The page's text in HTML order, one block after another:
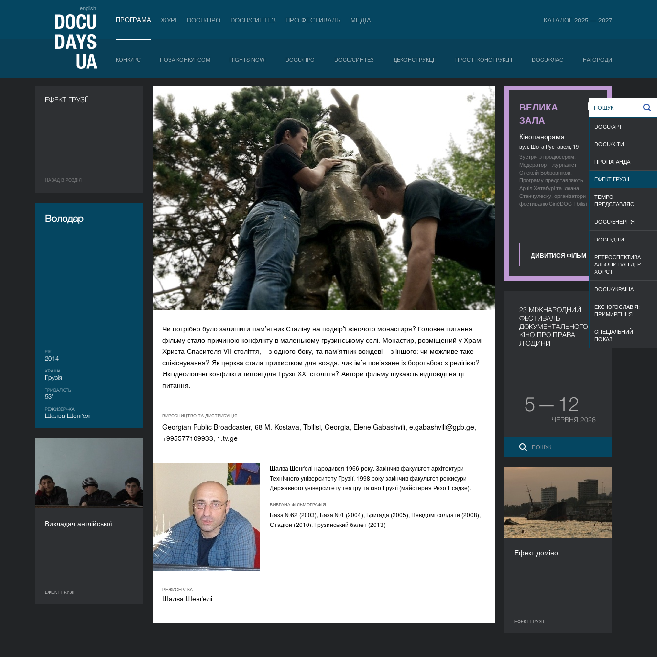
english
ПРОГРАМА ЖУРІ DOCU/ПРО DOCU/СИНТЕЗ ПРО ФЕСТИВАЛЬ МЕДІА КАТАЛОГ 2025 — 2027
КОНКУРС ПОЗА КОНКУРСОМ RIGHTS NOW! DOCU/ПРО DOCU/СИНТЕЗ ДЕКОНСТРУКЦІЇ ПРОСТІ КОНСТРУКЦІЇ DOCU/КЛАС НАГОРОДИ
ЕФЕКТ ГРУЗІЇ
НАЗАД В РОЗДIЛ
Володар
РІК
2014
КРАЇНА
Грузія
ТРИВАЛІСТЬ
53’
РЕЖИСЕР/-КА
Шалва Шенґелі
Чи потрібно було залишити пам’ятник Сталіну на подвір’ї жіночого монастиря? Головне питання
фільму стало причиною конфлікту в маленькому грузинському селі. Монастир, розміщений у Храмі
Христа Спасителя VII століття, – з одного боку, та пам’ятник вождеві – з іншого: чи можливе таке
співіснування? Як церква стала прихистком для вождя, чиє ім’я пов’язане із боротьбою з релігією?
Які ідеологічні конфлікти типові для Грузії ХХІ століття? Автори фільму шукають відповіді на ці
питання.
ВИРОБНИЦТВО ТА ДИСТРИБУЦІЯ
Georgian Public Broadcaster, 68 M. Kostava, Tbilisi, Georgia, Elene Gabashvili, e.gabashvili@gpb.ge,
+995577109933, 1.tv.ge
РЕЖИСЕР/-КА
Шалва Шенґелі
Шалва Шенґелі народився 1966 року. Закінчив факультет архітектури
Технічного університету Грузії. 1998 року закінчив факультет режисури
Державного університету театру та кіно Грузії (майстерня Резо Есадзе).
ВИБРАНА ФІЛЬМОГРАФІЯ
База №62 (2003), База №1 (2004), Бригада (2005), Невідомі солдати (2008),
Стадіон (2010), Грузинський балет (2013)
ВЕЛИКА
ЗАЛА
Кінопанорама
вул. Шота Руставелі, 19
Зустріч з продюсером.
Модератор – журналіст
Олексій Бобровніков.
Програму представляють
Арчіл Хетаґурі та Ілеана
Станчулеску, організатори
фестивалю CinéDOC-Tbilisi
ДИВИТИСЯ ФІЛЬМ
23 МІЖНАРОДНИЙ
ФЕСТИВАЛЬ
ДОКУМЕНТАЛЬНОГО
КІНО ПРО ПРАВА
ЛЮДИНИ
5 — 12
ЧЕРВНЯ 2026
Викладач англійської
ЕФЕКТ ГРУЗІЇ
Викладач англійської
КРАЇНА
Грузія
РЕЖИСЕР(К)И
Арсенішвілi
Ефект доміно
ЕФЕКТ ГРУЗІЇ
Ефект доміно
РІК
2014
КРАЇНА
Німеччина, Польща
РЕЖИСЕР(К)И
DOCU/АРТ
DOCU/ХІТИ
ПРОПАГАНДА
ЕФЕКТ ГРУЗІЇ
TEMPO
ПРЕДСТАВЛЯЄ
DOCU/ЕНЕРГІЯ
DOCU/ДІТИ
РЕТРОСПЕКТИВА
АЛЬОНИ ВАН ДЕР
ХОРСТ
DOCU/УКРАЇНА
ЕКС-ЮГОСЛАВІЯ:
ПРИМИРЕННЯ
CПЕЦІАЛЬНИЙ
ПОКАЗ